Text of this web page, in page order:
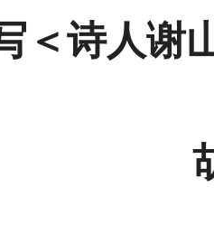
＜诗人谢